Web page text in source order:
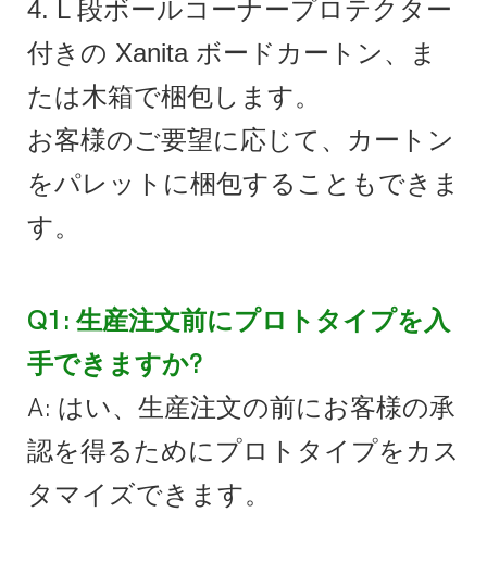
4. L 段ボールコーナープロテクター
付きの Xanita ボードカートン、ま
たは木箱で梱包します。
お客様のご要望に応じて、カートン
をパレットに梱包することもできま
す。
Q1: 生産注文前にプロトタイプを入
手できますか?
A: はい、生産注文の前にお客様の承
認を得るためにプロトタイプをカス
タマイズできます。